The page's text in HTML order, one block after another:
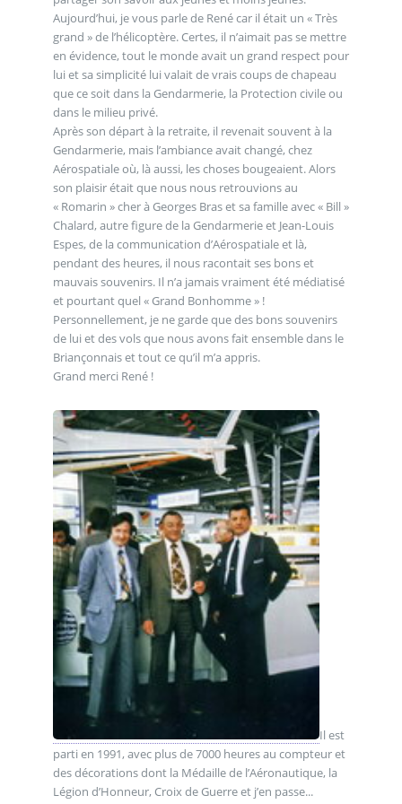
Aujourd’hui, je vous parle de René car il était un « Très
grand » de l’hélicoptère. Certes, il n’aimait pas se mettre
en évidence, tout le monde avait un grand respect pour
lui et sa simplicité lui valait de vrais coups de chapeau
que ce soit dans la Gendarmerie, la Protection civile ou
dans le milieu privé.
Après son départ à la retraite, il revenait souvent à la
Gendarmerie, mais l’ambiance avait changé, chez
Aérospatiale où, là aussi, les choses bougeaient. Alors
son plaisir était que nous nous retrouvions au
« Romarin » cher à Georges Bras et sa famille avec « Bill »
Chalard, autre figure de la Gendarmerie et Jean-Louis
Espes, de la communication d’Aérospatiale et là,
pendant des heures, il nous racontait ses bons et
mauvais souvenirs. Il n’a jamais vraiment été médiatisé
et pourtant quel « Grand Bonhomme » !
Personnellement, je ne garde que des bons souvenirs
de lui et des vols que nous avons fait ensemble dans le
Briançonnais et tout ce qu’il m’a appris.
Grand merci René !
Il est
parti en 1991, avec plus de 7000 heures au compteur et
des décorations dont la Médaille de l’Aéronautique, la
Légion d’Honneur, Croix de Guerre et j’en passe...